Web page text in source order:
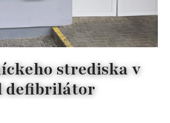
strediska v
defibrilátor